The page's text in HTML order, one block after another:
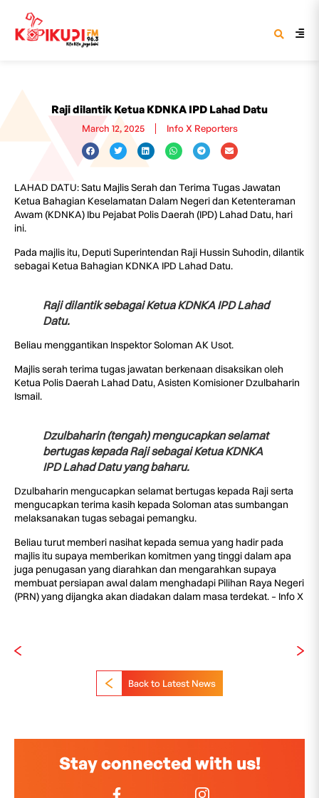
Raji dilantik Ketua KDNKA IPD Lahad Datu
March 12, 2025 Info X Reporters
LAHAD DATU: Satu Majlis Serah dan Terima Tugas Jawatan
Ketua Bahagian Keselamatan Dalam Negeri dan Ketenteraman
Awam (KDNKA) Ibu Pejabat Polis Daerah (IPD) Lahad Datu, hari
ini.
Pada majlis itu, Deputi Superintendan Raji Hussin Suhodin, dilantik
sebagai Ketua Bahagian KDNKA IPD Lahad Datu.
Raji dilantik sebagai Ketua KDNKA IPD Lahad
Datu.
Beliau menggantikan Inspektor Soloman AK Usot.
Majlis serah terima tugas jawatan berkenaan disaksikan oleh
Ketua Polis Daerah Lahad Datu, Asisten Komisioner Dzulbaharin
Ismail.
Dzulbaharin (tengah) mengucapkan selamat
bertugas kepada Raji sebagai Ketua KDNKA
IPD Lahad Datu yang baharu.
Dzulbaharin mengucapkan selamat bertugas kepada Raji serta
mengucapkan terima kasih kepada Soloman atas sumbangan
melaksanakan tugas sebagai pemangku.
Beliau turut memberi nasihat kepada semua yang hadir pada
majlis itu supaya memberikan komitmen yang tinggi dalam apa
juga penugasan yang diarahkan dan mengarahkan supaya
membuat persiapan awal dalam menghadapi Pilihan Raya Negeri
(PRN) yang dijangka akan diadakan dalam masa terdekat. – Info X
Back to Latest News
Stay connected with us!